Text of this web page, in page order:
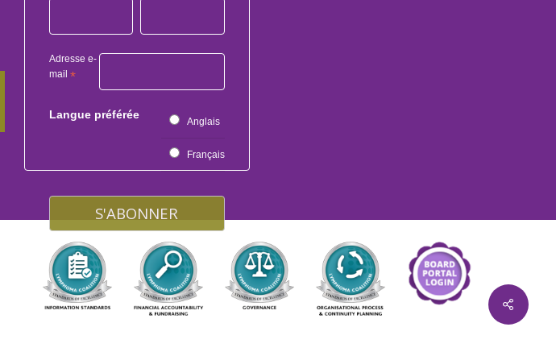
Adresse e-
mail *
Langue préférée
Anglais
Français